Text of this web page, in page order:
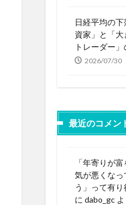
日経平均の
資家」と「
トレーダー
2026/07/30
最近のコメン
「年寄りが
気が悪くなっ
う」って有
に dabo_gc